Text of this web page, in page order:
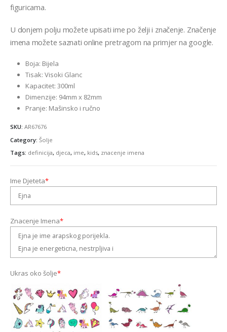
figuricama.
U donjem polju možete upisati ime po želji i značenje. Značenje
imena možete saznati online pretragom na primjer na google.
Boja: Bijela
Tisak: Visoki Glanc
Kapacitet: 300ml
Dimenzije: 94mm x 82mm
Pranje: Mašinsko i ručno
SKU: AR67676
Category: Šolje
Tags: definicija, djeca, ime, kids, znacenje imena
Ime Djeteta*
Znacenje Imena*
Ukras oko šolje*